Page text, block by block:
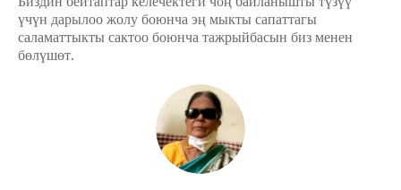
үчүн дарылоо жолу боюнча эң мыкты сапаттагы
саламаттыкты сактоо боюнча тажрыйбасын биз менен
бөлүшөт.